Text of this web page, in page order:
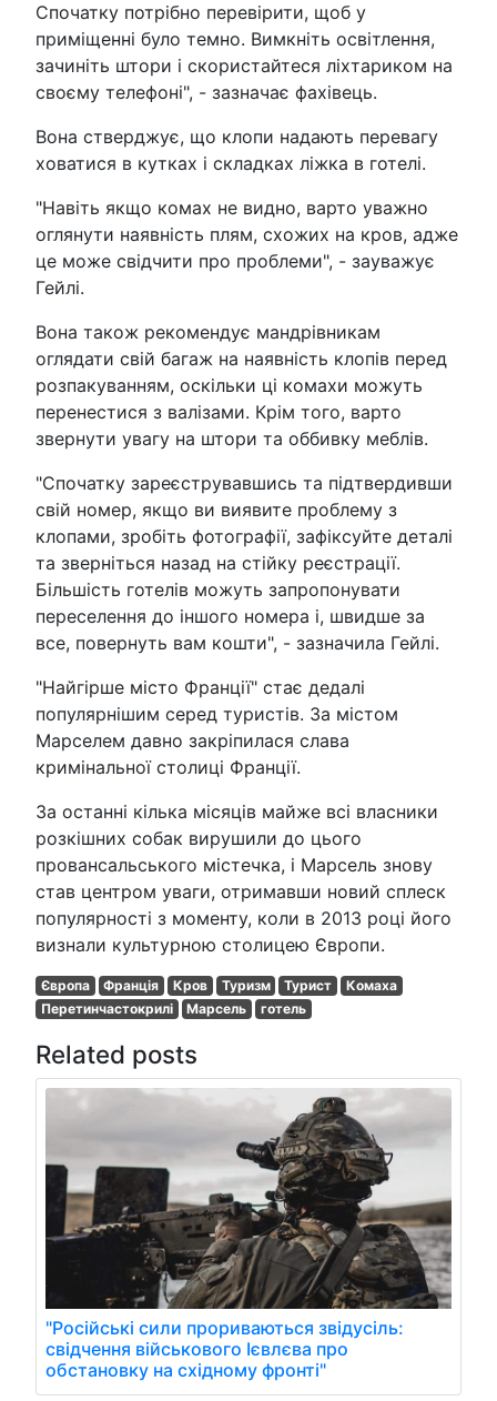
Спочатку потрібно перевірити, щоб у
приміщенні було темно. Вимкніть освітлення,
зачиніть штори і скористайтеся ліхтариком на
своєму телефоні", - зазначає фахівець.
Вона стверджує, що клопи надають перевагу
ховатися в кутках і складках ліжка в готелі.
"Навіть якщо комах не видно, варто уважно
оглянути наявність плям, схожих на кров, адже
це може свідчити про проблеми", - зауважує
Гейлі.
Вона також рекомендує мандрівникам
оглядати свій багаж на наявність клопів перед
розпакуванням, оскільки ці комахи можуть
перенестися з валізами. Крім того, варто
звернути увагу на штори та оббивку меблів.
"Спочатку зареєструвавшись та підтвердивши
свій номер, якщо ви виявите проблему з
клопами, зробіть фотографії, зафіксуйте деталі
та зверніться назад на стійку реєстрації.
Більшість готелів можуть запропонувати
переселення до іншого номера і, швидше за
все, повернуть вам кошти", - зазначила Гейлі.
"Найгірше місто Франції" стає дедалі
популярнішим серед туристів. За містом
Марселем давно закріпилася слава
кримінальної столиці Франції.
За останні кілька місяців майже всі власники
розкішних собак вирушили до цього
провансальського містечка, і Марсель знову
став центром уваги, отримавши новий сплеск
популярності з моменту, коли в 2013 році його
визнали культурною столицею Європи.
Європа Франція Кров Туризм Турист
Комаха
Перетинчастокрилі
Марсель готель
Related posts
"Російські сили прориваються звідусіль:
свідчення військового Ієвлєва про
обстановку на східному фронті"